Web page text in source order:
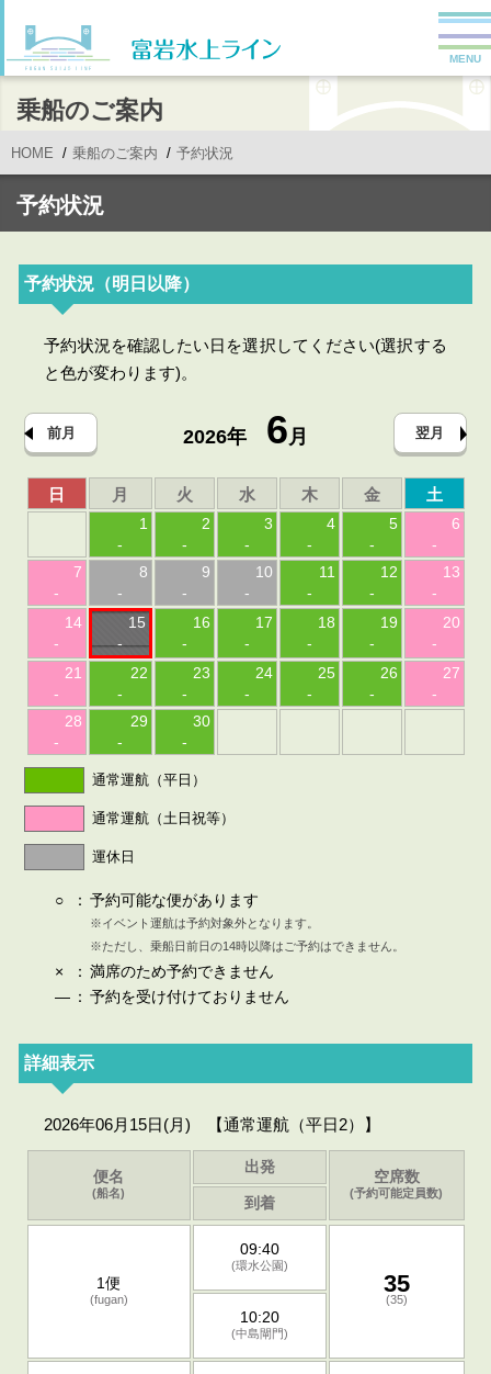
MENU
乗船のご案内
HOME 乗船のご案内 予約状況
予約状況
予約状況（明日以降）
予約状況を確認したい日を選択してください(選択する
と色が変わります)。
前月 2026年 6月 翌月
日 月 火 水 木 金 土
1
-
2
-
3
-
4
-
5
-
6
-
7
-
8
-
9
-
10
-
11
-
12
-
13
-
14
-
15
-
16
-
17
-
18
-
19
-
20
-
21
-
22
-
23
-
24
-
25
-
26
-
27
-
28
-
29
-
30
-
通常運航（平日）
通常運航（土日祝等）
運休日
○ ： 予約可能な便があります
※イベント運航は予約対象外となります。
※ただし、乗船日前日の14時以降はご予約はできません。
× ： 満席のため予約できません
— ： 予約を受け付けておりません
詳細表示
2026年06月15日(月) 【通常運航（平日2）】
便名
(船名)
出発
空席数
(予約可能定員数)
到着
1便
(fugan)
09:40
(環水公園)
35
(35)
10:20
(中島閘門)